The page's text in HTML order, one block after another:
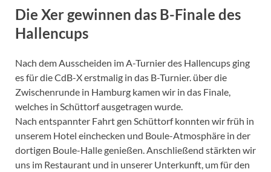
Die Xer gewinnen das B-Finale des
Hallencups
Nach dem Ausscheiden im A-Turnier des Hallencups ging
es für die CdB-X erstmalig in das B-Turnier. über die
Zwischenrunde in Hamburg kamen wir in das Finale,
welches in Schüttorf ausgetragen wurde.
Nach entspannter Fahrt gen Schüttorf konnten wir früh in
unserem Hotel einchecken und Boule-Atmosphäre in der
dortigen Boule-Halle genießen. Anschließend stärkten wir
uns im Restaurant und in unserer Unterkunft, um für den